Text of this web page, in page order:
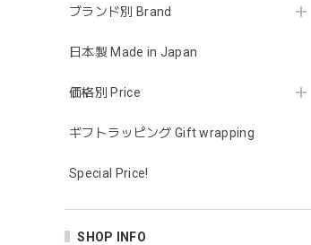
ブランド別 Brand
日本製 Made in Japan
価格別 Price
ギフトラッピング Gift wrapping
Special Price!
SHOP INFO